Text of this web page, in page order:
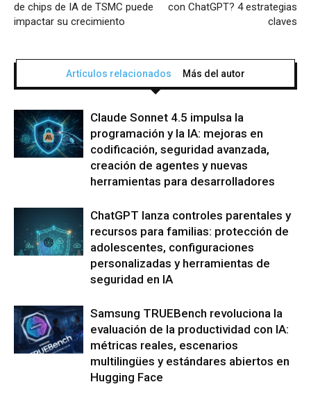
de chips de IA de TSMC puede
impactar su crecimiento
con ChatGPT? 4 estrategias
claves
Artículos relacionados Más del autor
Claude Sonnet 4.5 impulsa la
programación y la IA: mejoras en
codificación, seguridad avanzada,
creación de agentes y nuevas
herramientas para desarrolladores
ChatGPT lanza controles parentales y
recursos para familias: protección de
adolescentes, configuraciones
personalizadas y herramientas de
seguridad en IA
Samsung TRUEBench revoluciona la
evaluación de la productividad con IA:
métricas reales, escenarios
multilingües y estándares abiertos en
Hugging Face